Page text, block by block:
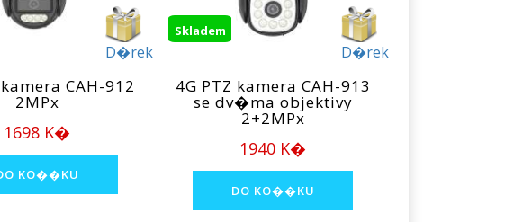
D�rek
CAH-912
2MPx
1698 K�
D�rek
Skladem
4G PTZ kamera CAH-913
se dv�ma objektivy
2+2MPx
1940 K�